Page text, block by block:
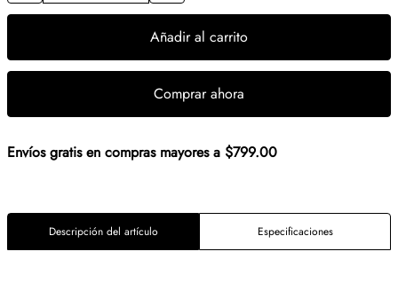
Añadir al carrito
Comprar ahora
Envíos gratis en compras mayores a $799.00
Descripción del artículo Especificaciones